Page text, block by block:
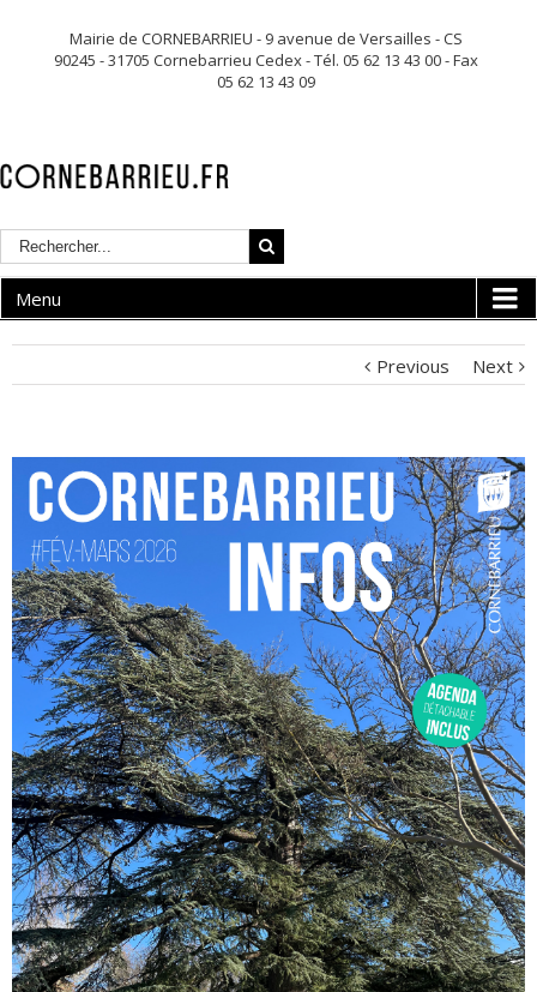
Mairie de CORNEBARRIEU - 9 avenue de Versailles - CS
90245 - 31705 Cornebarrieu Cedex - Tél. 05 62 13 43 00 - Fax
05 62 13 43 09
Menu
Previous Next